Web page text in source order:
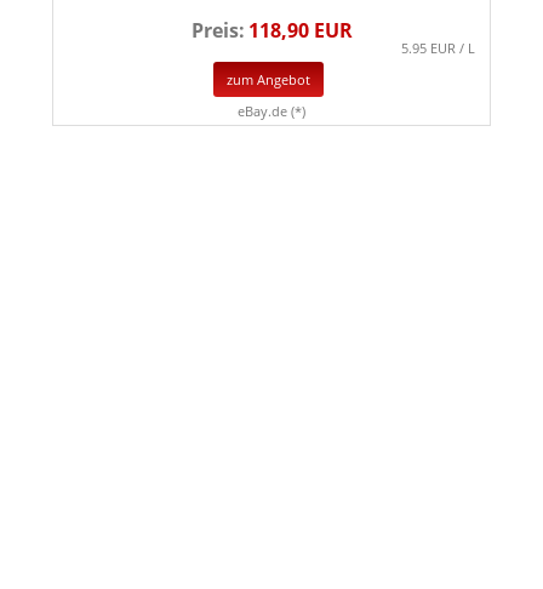
Preis: 118,90 EUR
5.95 EUR / L
zum Angebot
eBay.de (*)